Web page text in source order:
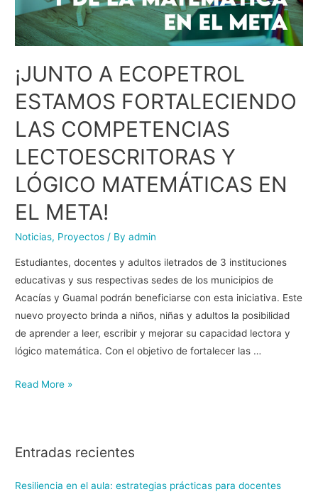
¡JUNTO A ECOPETROL
ESTAMOS FORTALECIENDO
LAS COMPETENCIAS
LECTOESCRITORAS Y
LÓGICO MATEMÁTICAS EN
EL META!
Noticias, Proyectos / Byadmin
Estudiantes, docentes y adultos iletrados de 3 instituciones
educativas y sus respectivas sedes de los municipios de
Acacías y Guamal podrán beneficiarse con esta iniciativa. Este
nuevo proyecto brinda a niños, niñas y adultos la posibilidad
de aprender a leer, escribir y mejorar su capacidad lectora y
lógico matemática. Con el objetivo de fortalecer las …
Read More »
Entradas recientes
Resiliencia en el aula: estrategias prácticas para docentes